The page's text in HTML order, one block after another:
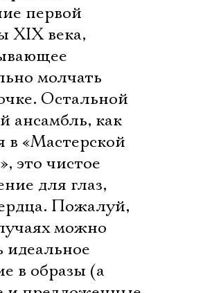
первой
XIX века,
молчать
Остальной
ансамбль, как
в «Мастерской
это чистое
для глаз,
Пожалуй,
можно
идеальное
в образы (а